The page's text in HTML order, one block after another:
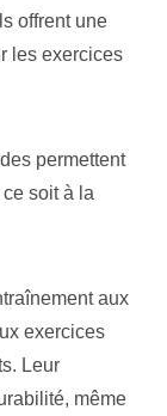
offrent une
les exercices
permettent
soit à la
aux
exercices
Leur
même